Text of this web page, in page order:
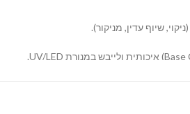
שיוף עדין, מניקור).
יש למרוח שכבה דקה ואחידה של לק ג'ל KOYO ולייבש במנורה. במידת